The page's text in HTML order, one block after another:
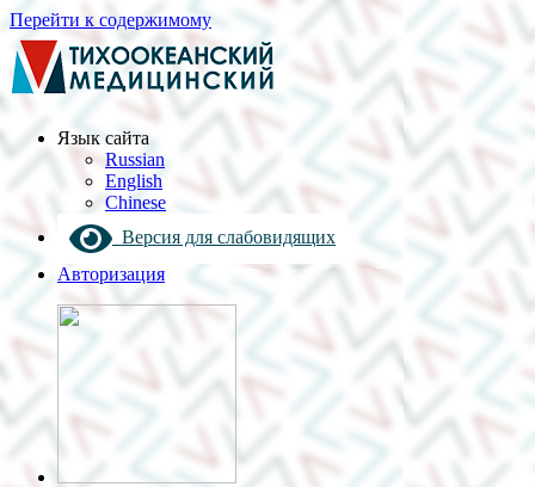
Перейти к содержимому
Язык cайта
Russian
English
Chinese
Версия для слабовидящих
Авторизация